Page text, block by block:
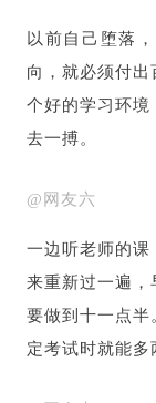
以前自己堕落
向，就必须付
个好的学习环境
去一搏。
@网友六
一边听老师的课
来重新过一遍，
要做到十一点半
定考试时就能多